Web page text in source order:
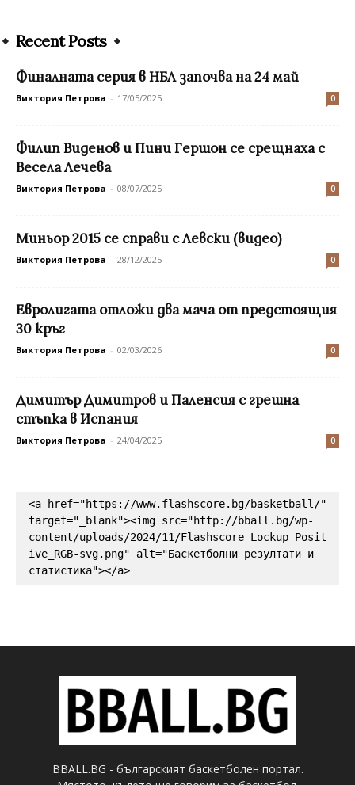
Recent Posts
Финалната серия в НБЛ започва на 24 май
Виктория Петрова - 17/05/2025 0
Филип Виденов и Пини Гершон се срещнаха с
Весела Лечева
Виктория Петрова - 08/07/2025 0
Миньор 2015 се справи с Левски (видео)
Виктория Петрова - 28/12/2025 0
Евролигата отложи два мача от предстоящия
30 кръг
Виктория Петрова - 02/03/2026 0
Димитър Димитров и Паленсия с грешна
стъпка в Испания
Виктория Петрова - 24/04/2025 0
<a href="https://www.flashscore.bg/basketball/"
target="_blank"><img src="http://bball.bg/wp-
content/uploads/2024/11/Flashscore_Lockup_Posit
ive_RGB-svg.png" alt="Баскетболни резултати и
статистика"></a>
BBALL.BG - българският баскетболен портал.